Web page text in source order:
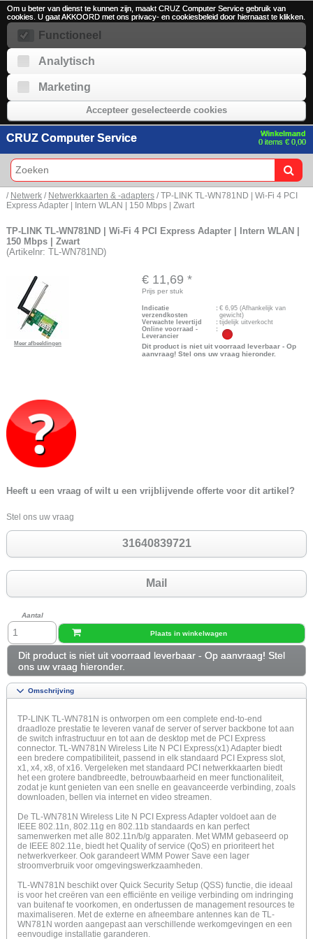
Om u beter van dienst te kunnen zijn, maakt CRUZ Computer Service gebruik van
cookies. U gaat AKKOORD met ons privacy- en cookiesbeleid door hiernaast te klikken.
Functioneel
Analytisch
Marketing
Accepteer geselecteerde cookies
Winkelmand
0 items € 0,00
CRUZ Computer Service
/ Netwerk / Netwerkkaarten & -adapters / TP-LINK TL-WN781ND | Wi-Fi 4 PCI
Express Adapter | Intern WLAN | 150 Mbps | Zwart
TP-LINK TL-WN781ND | Wi-Fi 4 PCI Express Adapter | Intern WLAN |
150 Mbps | Zwart
(Artikelnr: TL-WN781ND)
Meer afbeeldingen
€ 11,69 *
Prijs per stuk
Indicatie
verzendkosten
: € 6,95(Afhankelijk van
gewicht)
Verwachte levertijd
: tijdelijk uitverkocht
Online voorraad -
Leverancier
:
Dit product is niet uit voorraad leverbaar - Op
aanvraag! Stel ons uw vraag hieronder.
Heeft u een vraag of wilt u een vrijblijvende offerte voor dit artikel?
Stel ons uw vraag
31640839721
Mail
Aantal
Plaats in winkelwagen
Dit product is niet uit voorraad leverbaar - Op aanvraag! Stel
ons uw vraag hieronder.
Omschrijving
TP-LINK TL-WN781N is ontworpen om een complete end-to-end
draadloze prestatie te leveren vanaf de server of server backbone tot aan
de switch infrastructuur en tot aan de desktop met de PCI Express
connector. TL-WN781N Wireless Lite N PCI Express(x1) Adapter biedt
een bredere compatibiliteit, passend in elk standaard PCI Express slot,
x1, x4, x8, of x16. Vergeleken met standaard PCI netwerkkaarten biedt
het een grotere bandbreedte, betrouwbaarheid en meer functionaliteit,
zodat je kunt genieten van een snelle en geavanceerde verbinding, zoals
downloaden, bellen via internet en video streamen.
De TL-WN781N Wireless Lite N PCI Express Adapter voldoet aan de
IEEE 802.11n, 802.11g en 802.11b standaards en kan perfect
samenwerken met alle 802.11n/b/g apparaten. Met WMM gebaseerd op
de IEEE 802.11e, biedt het Quality of service (QoS) en prioriteert het
netwerkverkeer. Ook garandeert WMM Power Save een lager
stroomverbruik voor omgevingswerkzaamheden.
TL-WN781N beschikt over Quick Security Setup (QSS) functie, die ideaal
is voor het creëren van een efficiënte en veilige verbinding om indringing
van buitenaf te voorkomen, en ondertussen de management resources te
maximaliseren. Met de externe en afneembare antennes kan de TL-
WN781N worden aangepast aan verschillende werkomgevingen en een
eenvoudige installatie garanderen.